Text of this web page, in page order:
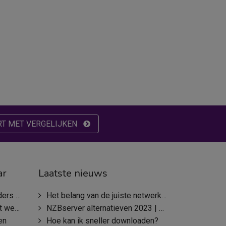
MET VERGELIJKEN
Laatste nieuws
Het belang van de juiste netwerkkeuze
NZBserver alternatieven 2023 | NZBserver.com offline?
Hoe kan ik sneller downloaden?